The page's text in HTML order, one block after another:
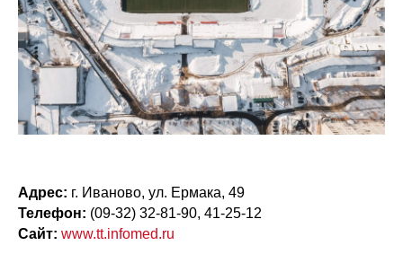
Адрес: г. Иваново, ул. Ермака, 49
Телефон: (09-32) 32-81-90, 41-25-12
Сайт: www.tt.infomed.ru